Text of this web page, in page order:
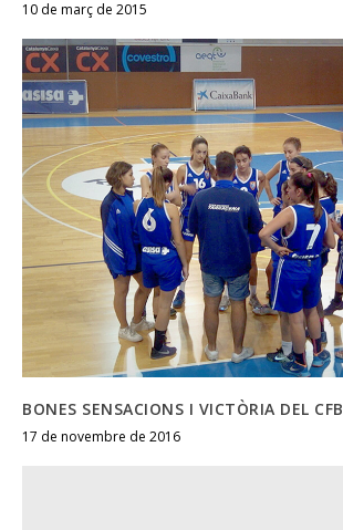
10 de març de 2015
BONES SENSACIONS I VICTÒRIA DEL CFB
17 de novembre de 2016